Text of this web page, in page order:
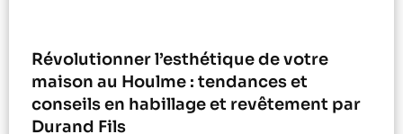
Révolutionner l’esthétique de votre
maison au Houlme : tendances et
conseils en habillage et revêtement par
Durand Fils